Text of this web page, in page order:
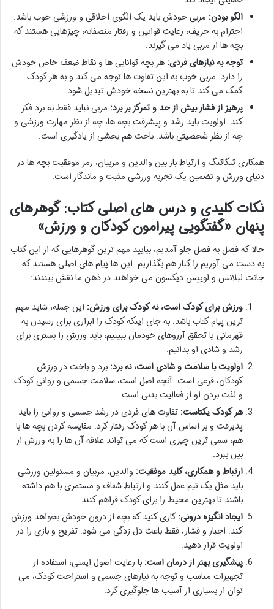
الگو بودن: مربی خودش باید یک الگوی اخلاقی و ورزشی خوب باشد.
احترام به حریف، رعایت قوانین و رفتار منصفانه، چیزهایی هستند که
بچه ها از مربی یاد می گیرند.
توجه به نیازهای فردی: هر بچه توانایی ها و نقاط ضعف خاص خودش
را دارد. مربی خوب به این تفاوت ها توجه می کند و به هر کودک
کمک می کند تا به بهترین نسخه خودش تبدیل شود.
پرهیز از فشار بیش از حد و تمرکز بر برد: مربی نباید فقط به برد فکر
کند. اولویت باید رشد و پیشرفت بچه ها، چه از نظر مهارت ورزشی و
چه از نظر شخصیتی باشد. باخت هم بخشی از یادگیری است.
همکاری تنگاتنگ و ارتباط باز بین والدین و مربیان، رمز موفقیت بچه ها در
دنیای ورزش و تضمین یک تجربه ورزشی مثبت و ماندگار است.
نکات کلیدی و درس های اصلی کتاب: گوهرهای
پنهان «گفتگویی پیرامون کودکان و ورزش»
حالا که فصل به فصل جلو آمدیم، بیایید مهم ترین گوهرهایی که از این کتاب
به دست می آوریم را کنار هم بگذاریم. این ها پیام های اصلی هستند که
جانت لبلانس و لوییس دیکسون می خواهند در ذهن ما نقش ببندند:
ورزش برای کودک است، نه کودک برای ورزش: این جمله، شاید مهم
ترین پیام کتاب باشد. به جای اینکه کودک را ابزاری برای رسیدن به
قهرمانی یا تحقق آرزوهای خودمان ببینیم، باید ورزش را بستری برای
رشد و شادی او بدانیم.
اولویت با سلامت و شادی است، نه برد: برد و باخت در ورزش
کودکان، فرعی است. آنچه اصل است، سلامت جسمی و روانی کودک
و لذت بردن او از فعالیت بدنی است.
هر کودک یکتاست: تفاوت های فردی در رشد جسمی و روانی را باید
پذیرفت و بر اساس آن با هر کودک رفتار کرد. مقایسه کردن بچه ها با
هم، سمی ترین چیزی است که می تواند علاقه آن ها را به ورزش از
بین ببرد.
ارتباط و همکاری، کلید موفقیت: والدین، مربیان و مسئولین ورزشی
باید مثل یک تیم عمل کنند و ارتباط شفاف و مستمری با هم داشته
باشند تا بهترین محیط را برای کودک فراهم کنند.
ایجاد انگیزه درونی:کاری کنید که بچه از درون خودش بخواهد ورزش
کند. اجبار و فشار، فقط باعث دل زدگی می شود. تفریح و بازی را در
اولویت قرار دهید.
پیشگیری بهتر از درمان است: با رعایت اصول ایمنی، استفاده از
تجهیزات مناسب و توجه به نیازهای جسمی و استراحت کودک، می
توان از بسیاری از آسیب ها جلوگیری کرد.